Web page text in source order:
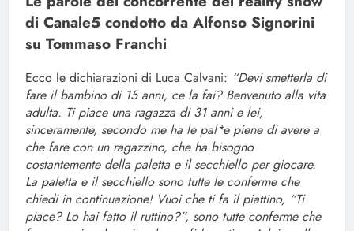
di Canale5 condotto da Alfonso Signorini
su Tommaso Franchi
Ecco le dichiarazioni di Luca Calvani: “Devi smetterla di
fare il bambino di 15 anni, ce la fai? Benvenuto alla vita
adulta. Ti piace una ragazza di 31 anni e lei,
sinceramente, secondo me ha le pal*e piene di avere a
che fare con un ragazzino, che ha bisogno
costantemente della paletta e il secchiello per giocare.
La paletta e il secchiello sono tutte le conferme che
chiedi in continuazione! Vuoi che ti fa il piattino, “Ti
piace? Lo hai fatto il ruttino?”, sono tutte conferme che